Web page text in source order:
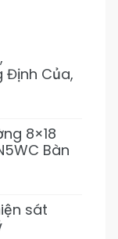
Định Của,
8×18
Bàn
sát